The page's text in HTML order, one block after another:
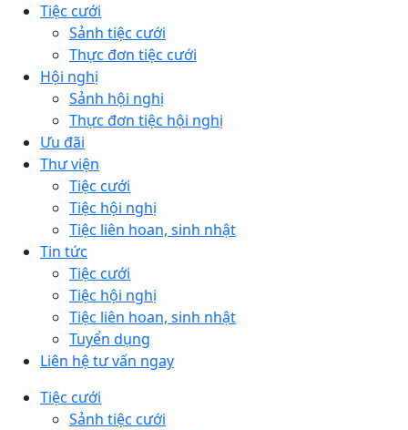
Tiệc cưới
Sảnh tiệc cưới
Thực đơn tiệc cưới
Hội nghị
Sảnh hội nghị
Thực đơn tiệc hội nghị
Ưu đãi
Thư viện
Tiệc cưới
Tiệc hội nghị
Tiệc liên hoan, sinh nhật
Tin tức
Tiệc cưới
Tiệc hội nghị
Tiệc liên hoan, sinh nhật
Tuyển dụng
Liên hệ tư vấn ngay
Tiệc cưới
Sảnh tiệc cưới